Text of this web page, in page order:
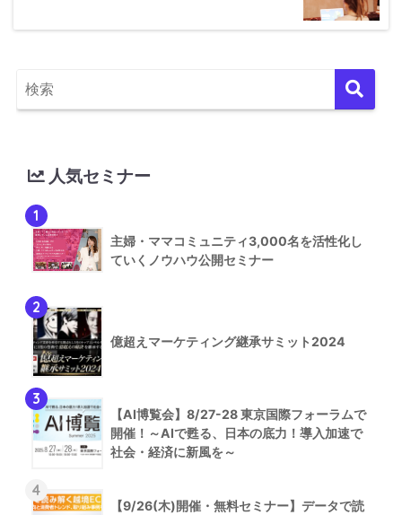
人気セミナー
1
主婦・ママコミュニティ3,000名を活性化し
ていくノウハウ公開セミナー
2
億超えマーケティング継承サミット2024
3
【AI博覧会】8/27-28 東京国際フォーラムで
開催！～AIで甦る、日本の底力！導入加速で
社会・経済に新風を～
4
【9/26(木)開催・無料セミナー】データで読